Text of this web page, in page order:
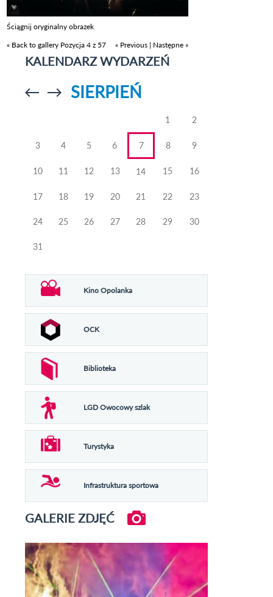
Ściągnij oryginalny obrazek
« Back to gallery Pozycja 4 z 57 « Previous | Następne »
KALENDARZ WYDARZEŃ
Przejdź doPrzejdź do
SIERPIEŃ
1 2
3 4 5 6 7 8 9
10 11 12 13 14 15 16
17 18 19 20 21 22 23
24 25 26 27 28 29 30
31
Kino Opolanka
OCK
Biblioteka
LGD Owocowy szlak
Turystyka
Infrastruktura sportowa
GALERIE ZDJĘĆ